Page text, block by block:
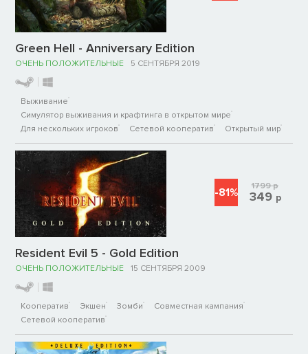
Green Hell - Anniversary Edition
ОЧЕНЬ ПОЛОЖИТЕЛЬНЫЕ 5 СЕНТЯБРЯ 2019
Выживание
Симулятор выживания и крафтинга в открытом мире
Для нескольких игроков
Сетевой кооператив Открытый мир
Resident Evil 5 - Gold Edition
ОЧЕНЬ ПОЛОЖИТЕЛЬНЫЕ 15 СЕНТЯБРЯ 2009
Кооператив Экшен Зомби
Совместная кампания
Сетевой кооператив
-81% 1799р
349 р